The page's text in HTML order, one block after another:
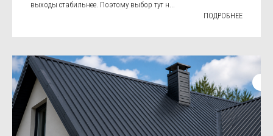
выходы стабильнее. Поэтому выбор тут н...
ПОДРОБНЕЕ